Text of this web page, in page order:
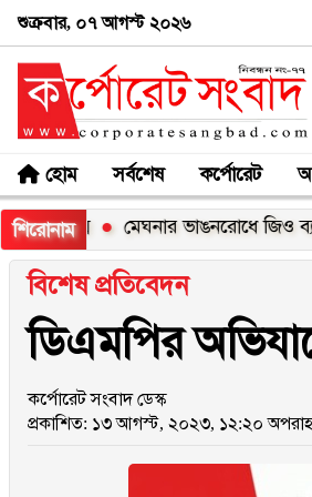
শুক্রবার, ০৭ আগস্ট ২০২৬
হোম সর্বশেষ কর্পোরেট
শিরোনামমেঘনার ভাঙনরোধে জিও ব্যাগ
বিশেষ প্রতিবেদন
ডিএমপির
কর্পোরেট সংবাদ ডেস্ক
প্রকাশিত: ১৩ আগস্ট, ২০২৩, ১২:২০